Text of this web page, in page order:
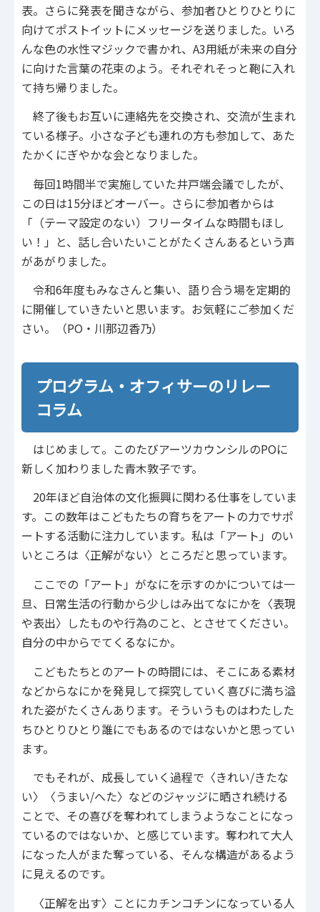
表。さらに発表を聞きながら、参加者ひとりひとりに
向けてポストイットにメッセージを送りました。いろ
んな色の水性マジックで書かれ、A3用紙が未来の自分
に向けた言葉の花束のよう。それぞれそっと鞄に入れ
て持ち帰りました。
終了後もお互いに連絡先を交換され、交流が生まれ
ている様子。小さな子ども連れの方も参加して、あた
たかくにぎやかな会となりました。
毎回1時間半で実施していた井戸端会議でしたが、
この日は15分ほどオーバー。さらに参加者からは
「（テーマ設定のない）フリータイムな時間もほし
い！」と、話し合いたいことがたくさんあるという声
があがりました。
令和6年度もみなさんと集い、語り合う場を定期的
に開催していきたいと思います。お気軽にご参加くだ
さい。（PO・川那辺香乃）
プログラム・オフィサーのリレー
コラム
はじめまして。このたびアーツカウンシルのPOに
新しく加わりました青木敦子です。
20年ほど自治体の文化振興に関わる仕事をしていま
す。この数年はこどもたちの育ちをアートの力でサポ
ートする活動に注力しています。私は「アート」のい
いところは〈正解がない〉ところだと思っています。
ここでの「アート」がなにを示すのかについては一
旦、日常生活の行動から少しはみ出てなにかを〈表現
や表出〉したものや行為のこと、とさせてください。
自分の中からでてくるなにか。
こどもたちとのアートの時間には、そこにある素材
などからなにかを発見して探究していく喜びに満ち溢
れた姿がたくさんあります。そういうものはわたした
ちひとりひとり誰にでもあるのではないかと思ってい
ます。
でもそれが、成長していく過程で〈きれい/きたな
い〉〈うまい/へた〉などのジャッジに晒され続ける
ことで、その喜びを奪われてしまうようなことになっ
ているのではないか、と感じています。奪われて大人
になった人がまた奪っている、そんな構造があるよう
に見えるのです。
〈正解を出す〉ことにカチンコチンになっている人